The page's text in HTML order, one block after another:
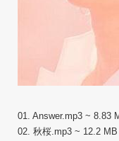
01. Answer.mp3 ~ 8.83
02. 秋桜.mp3 ~ 12.2 MB